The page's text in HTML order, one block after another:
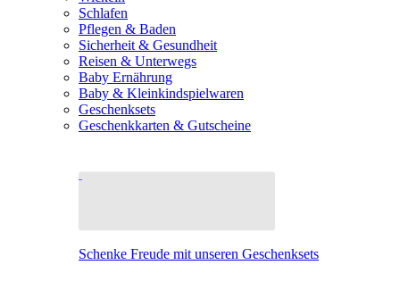
Schlafen
Pflegen & Baden
Sicherheit & Gesundheit
Reisen & Unterwegs
Baby Ernährung
Baby & Kleinkindspielwaren
Geschenksets
Geschenkkarten & Gutscheine
Schenke Freude mit unseren Geschenksets